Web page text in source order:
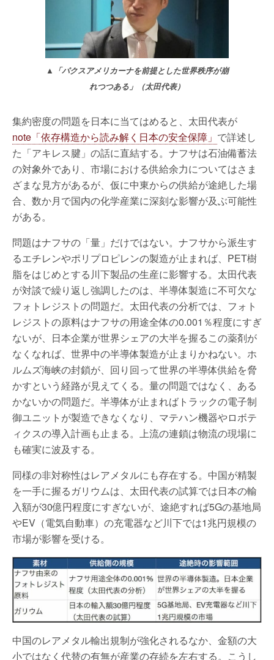
▲「パクスアメリカーナを前提とした世界秩序が崩
れつつある」（太田代表）
集約密度の問題を日本に当てはめると、太田代表が
note「依存構造から読み解く日本の安全保障」 で詳述し
た「アキレス腱」の話に直結する。ナフサは石油備蓄法
の対象外であり、市場における供給余力についてはさま
ざまな見方があるが、仮に中東からの供給が途絶した場
合、数か月で国内の化学産業に深刻な影響が及ぶ可能性
がある。
問題はナフサの「量」だけではない。ナフサから派生す
るエチレンやポリプロピレンの製造が止まれば、PET樹
脂をはじめとする川下製品の生産に影響する。太田代表
が対談で繰り返し強調したのは、半導体製造に不可欠な
フォトレジストの問題だ。太田代表の分析では、フォト
レジストの原料はナフサの用途全体の0.001％程度にすぎ
ないが、日本企業が世界シェアの大半を握るこの薬剤が
なくなれば、世界中の半導体製造が止まりかねない。ホ
ルムズ海峡の封鎖が、回り回って世界の半導体供給を脅
かすという経路が見えてくる。量の問題ではなく、ある
かないかの問題だ。半導体が止まればトラックの電子制
御ユニットが製造できなくなり、マテハン機器やロボテ
ィクスの導入計画も止まる。上流の連鎖は物流の現場に
も確実に波及する。
同様の非対称性はレアメタルにも存在する。中国が精製
を一手に握るガリウムは、太田代表の試算では日本の輸
入額が30億円程度にすぎないが、途絶すれば5Gの基地局
やEV（電気自動車）の充電器など川下では1兆円規模の
市場が影響を受ける。
中国のレアメタル輸出規制が強化されるなか、金額の大
小ではなく代替の有無が産業の存続を左右する。こうし